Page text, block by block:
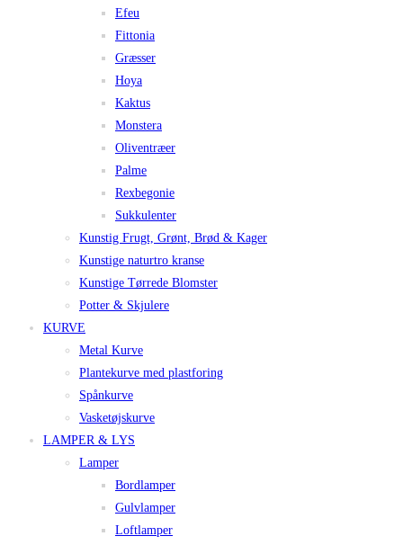
Efeu
Fittonia
Græsser
Hoya
Kaktus
Monstera
Oliventræer
Palme
Rexbegonie
Sukkulenter
Kunstig Frugt, Grønt, Brød & Kager
Kunstige naturtro kranse
Kunstige Tørrede Blomster
Potter & Skjulere
KURVE
Metal Kurve
Plantekurve med plastforing
Spånkurve
Vasketøjskurve
LAMPER & LYS
Lamper
Bordlamper
Gulvlamper
Loftlamper